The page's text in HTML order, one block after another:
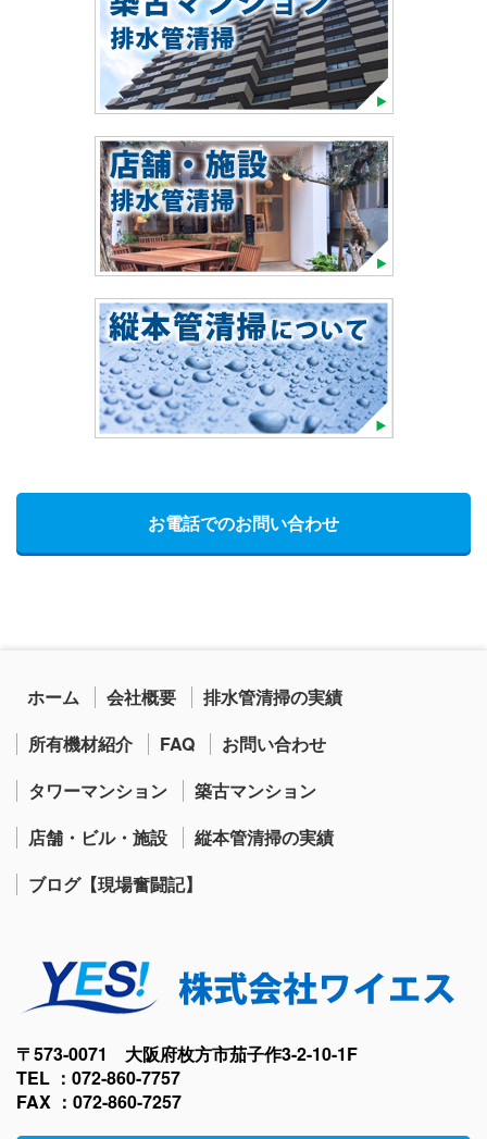
お電話でのお問い合わせ
ホーム 会社概要
排水管清掃の実績
所有機材紹介
FAQ
お問い合わせ
タワーマンション
築古マンション
店舗・ビル・施設
縦本管清掃の実績
ブログ【現場奮闘記】
〒573-0071 大阪府枚方市茄子作3-2-10-1F
TEL ：072-860-7757
FAX ：072-860-7257